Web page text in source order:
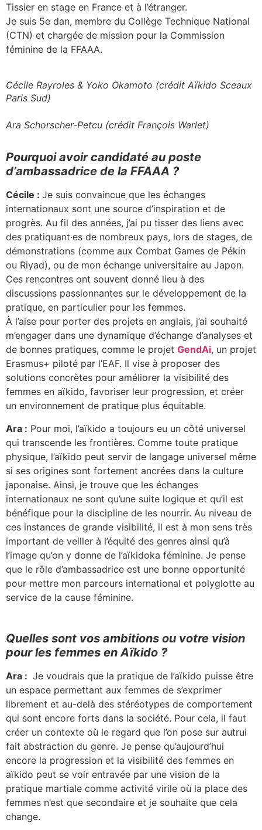
Tissier en stage en France et à l’étranger.
Je suis 5e dan, membre du Collège Technique National
(CTN) et chargée de mission pour la Commission
féminine de la FFAAA.
Cécile Rayroles & Yoko Okamoto (crédit Aïkido Sceaux
Paris Sud)
Ara Schorscher-Petcu (crédit François Warlet)
Pourquoi avoir candidaté au poste
d’ambassadrice de la FFAAA ?
Cécile : Je suis convaincue que les échanges
internationaux sont une source d’inspiration et de
progrès. Au fil des années, j’ai pu tisser des liens avec
des pratiquant·es de nombreux pays, lors de stages, de
démonstrations (comme aux Combat Games de Pékin
ou Riyad), ou de mon échange universitaire au Japon.
Ces rencontres ont souvent donné lieu à des
discussions passionnantes sur le développement de la
pratique, en particulier pour les femmes.
À l’aise pour porter des projets en anglais, j’ai souhaité
m’engager dans une dynamique d’échange d’analyses et
de bonnes pratiques, comme le projet GendAi, un projet
Erasmus+ piloté par l’EAF. Il vise à proposer des
solutions concrètes pour améliorer la visibilité des
femmes en aïkido, favoriser leur progression, et créer
un environnement de pratique plus équitable.
Ara : Pour moi, l’aïkido a toujours eu un côté universel
qui transcende les frontières. Comme toute pratique
physique, l’aïkido peut servir de langage universel même
si ses origines sont fortement ancrées dans la culture
japonaise. Ainsi, je trouve que les échanges
internationaux ne sont qu’une suite logique et qu’il est
bénéfique pour la discipline de les nourrir. Au niveau de
ces instances de grande visibilité, il est à mon sens très
important de veiller à l’équité des genres ainsi qu’à
l’image qu’on y donne de l’aïkidoka féminine. Je pense
que le rôle d’ambassadrice est une bonne opportunité
pour mettre mon parcours international et polyglotte au
service de la cause féminine.
Quelles sont vos ambitions ou votre vision
pour les femmes en Aïkido ?
Ara : Je voudrais que la pratique de l’aïkido puisse être
un espace permettant aux femmes de s’exprimer
librement et au-delà des stéréotypes de comportement
qui sont encore forts dans la société. Pour cela, il faut
créer un contexte où le regard que l’on pose sur autrui
fait abstraction du genre. Je pense qu’aujourd’hui
encore la progression et la visibilité des femmes en
aïkido peut se voir entravée par une vision de la
pratique martiale comme activité virile où la place des
femmes n’est que secondaire et je souhaite que cela
change.